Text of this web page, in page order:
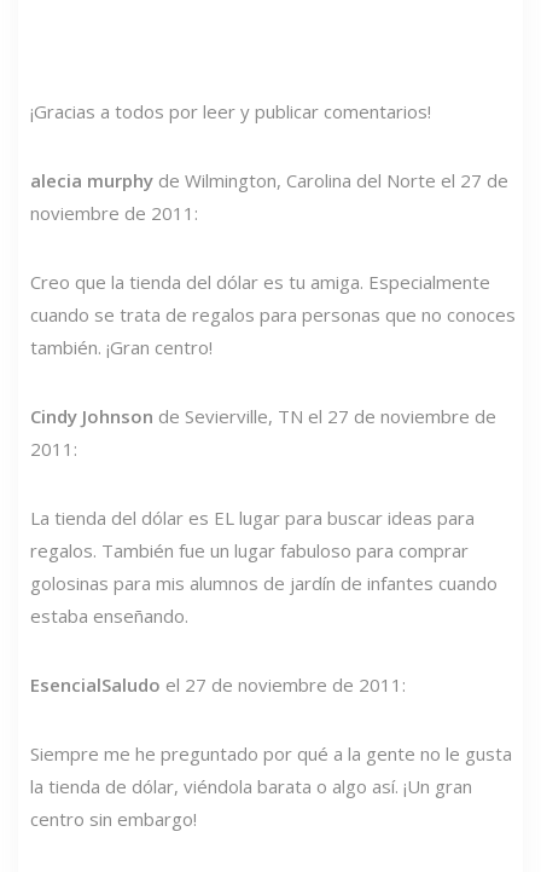
¡Gracias a todos por leer y publicar comentarios!
alecia murphy de Wilmington, Carolina del Norte el 27 de
noviembre de 2011:
Creo que la tienda del dólar es tu amiga. Especialmente
cuando se trata de regalos para personas que no conoces
también. ¡Gran centro!
Cindy Johnson de Sevierville, TN el 27 de noviembre de
2011:
La tienda del dólar es EL lugar para buscar ideas para
regalos. También fue un lugar fabuloso para comprar
golosinas para mis alumnos de jardín de infantes cuando
estaba enseñando.
EsencialSaludo el 27 de noviembre de 2011:
Siempre me he preguntado por qué a la gente no le gusta
la tienda de dólar, viéndola barata o algo así. ¡Un gran
centro sin embargo!